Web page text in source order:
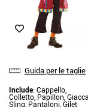
Guida per le taglie
Include: Cappello,
Colletto, Papillon, Giacca,
Sling, Pantaloni, Gilet